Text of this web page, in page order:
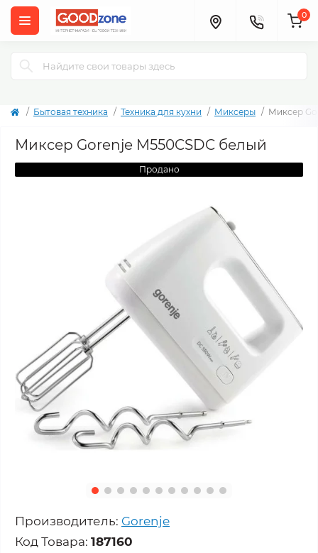
0
Бытовая техника Техника для кухни Миксеры Миксер
Миксер Gorenje M550CSDC белый
Продано
Производитель: Gorenje
Код Товара: 187160